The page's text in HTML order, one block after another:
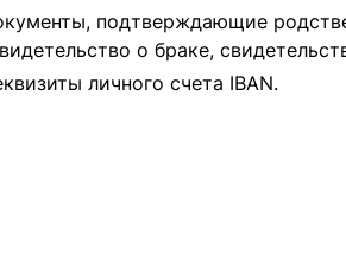
подтверждающие
о браке,
личного счета IBAN.